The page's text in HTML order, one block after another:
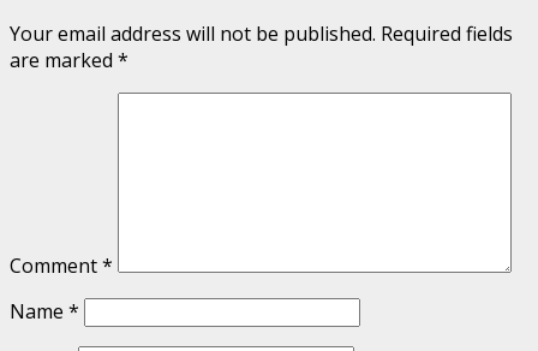
Your email address will not be published. Required fields
are marked *
Comment*
Name *